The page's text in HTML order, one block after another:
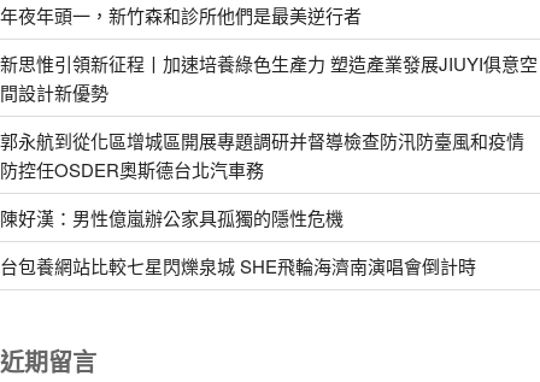
年夜年頭一，新竹森和診所他們是最美逆行者
新思惟引領新征程丨加速培養綠色生產力 塑造產業發展JIUYI俱意空
間設計新優勢
郭永航到從化區增城區開展專題調研并督導檢查防汛防臺風和疫情
防控任OSDER奧斯德台北汽車務
陳好漢：男性億嵐辦公家具孤獨的隱性危機
台包養網站比較七星閃爍泉城 SHE飛輪海濟南演唱會倒計時
近期留言